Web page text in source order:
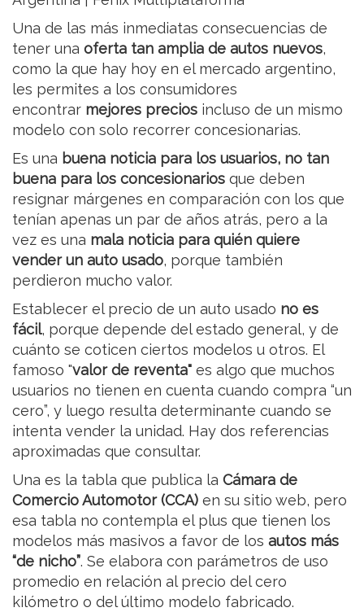
Una de las más inmediatas consecuencias de
tener una oferta tan amplia de autos nuevos,
como la que hay hoy en el mercado argentino,
les permites a los consumidores
encontrar mejores precios incluso de un mismo
modelo con solo recorrer concesionarias.
Es una buena noticia para los usuarios, no tan
buena para los concesionarios que deben
resignar márgenes en comparación con los que
tenían apenas un par de años atrás, pero a la
vez es una mala noticia para quién quiere
vender un auto usado, porque también
perdieron mucho valor.
Establecer el precio de un auto usado no es
fácil, porque depende del estado general, y de
cuánto se coticen ciertos modelos u otros. El
famoso "valor de reventa" es algo que muchos
usuarios no tienen en cuenta cuando compra “un
cero”, y luego resulta determinante cuando se
intenta vender la unidad. Hay dos referencias
aproximadas que consultar.
Una es la tabla que publica la Cámara de
Comercio Automotor (CCA) en su sitio web, pero
esa tabla no contempla el plus que tienen los
modelos más masivos a favor de los autos más
“de nicho”. Se elabora con parámetros de uso
promedio en relación al precio del cero
kilómetro o del último modelo fabricado.